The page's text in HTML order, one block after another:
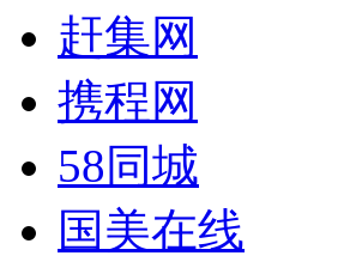
赶集网
携程网
58同城
国美在线